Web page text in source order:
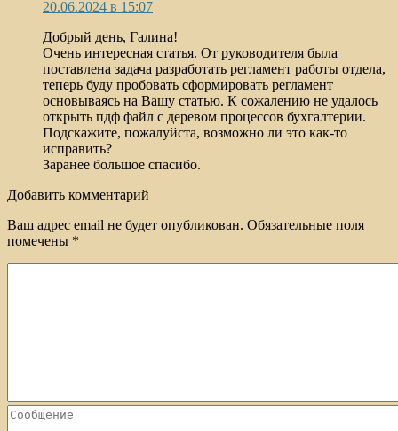
20.06.2024 в 15:07
Добрый день, Галина!
Очень интересная статья. От руководителя была
поставлена задача разработать регламент работы отдела,
теперь буду пробовать сформировать регламент
основываясь на Вашу статью. К сожалению не удалось
открыть пдф файл с деревом процессов бухгалтерии.
Подскажите, пожалуйста, возможно ли это как-то
исправить?
Заранее большое спасибо.
Добавить комментарий
Ваш адрес email не будет опубликован. Обязательные поля
помечены *